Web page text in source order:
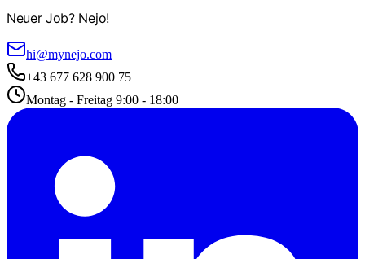
Neuer Job? Nejo!
hi@mynejo.com
+43 677 628 900 75
Montag - Freitag 9:00 - 18:00